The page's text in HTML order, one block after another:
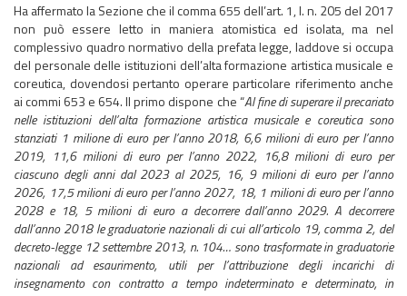
Ha affermato la Sezione che il comma 655 dell’art. 1, l. n. 205 del 2017
non può essere letto in maniera atomistica ed isolata, ma nel
complessivo quadro normativo della prefata legge, laddove si occupa
del personale delle istituzioni dell’alta formazione artistica musicale e
coreutica, dovendosi pertanto operare particolare riferimento anche
ai commi 653 e 654. Il primo dispone che “Al fine di superare il precariato
nelle istituzioni dell’alta formazione artistica musicale e coreutica sono
stanziati 1 milione di euro per l’anno 2018, 6,6 milioni di euro per l’anno
2019, 11,6 milioni di euro per l’anno 2022, 16,8 milioni di euro per
ciascuno degli anni dal 2023 al 2025, 16, 9 milioni di euro per l’anno
2026, 17,5 milioni di euro per l’anno 2027, 18, 1 milioni di euro per l’anno
2028 e 18, 5 milioni di euro a decorrere dall’anno 2029. A decorrere
dall’anno 2018 le graduatorie nazionali di cui all’articolo 19, comma 2, del
decreto-legge 12 settembre 2013, n. 104… sono trasformate in graduatorie
nazionali ad esaurimento, utili per l’attribuzione degli incarichi di
insegnamento con contratto a tempo indeterminato e determinato, in